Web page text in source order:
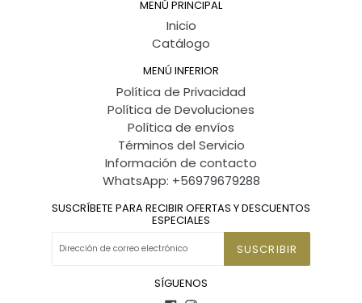
MENÚ PRINCIPAL
Inicio
Catálogo
MENÚ INFERIOR
Política de Privacidad
Política de Devoluciones
Política de envíos
Términos del Servicio
Información de contacto
WhatsApp: +56979679288
SUSCRÍBETE PARA RECIBIR OFERTAS Y DESCUENTOS
ESPECIALES
SUSCRIBIR
SÍGUENOS